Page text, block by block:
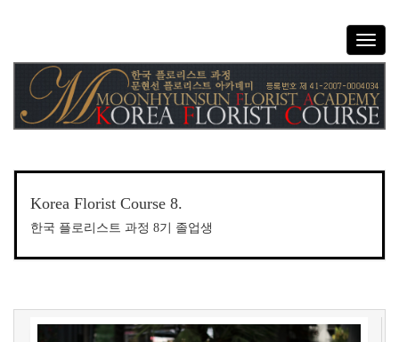
T
o
g
l
e
t
n
Korea Florist Course 8.
한국 플로리스트 과정 8기 졸업생